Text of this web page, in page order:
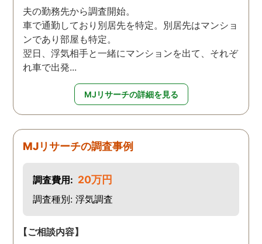
夫の勤務先から調査開始。
車で通勤しており別居先を特定。別居先はマンショ
ンであり部屋も特定。
翌日、浮気相手と一緒にマンションを出て、それぞ
れ車で出発...
MJリサーチの詳細を見る
MJリサーチの調査事例
調査費用: 20万円
調査種別: 浮気調査
【ご相談内容】